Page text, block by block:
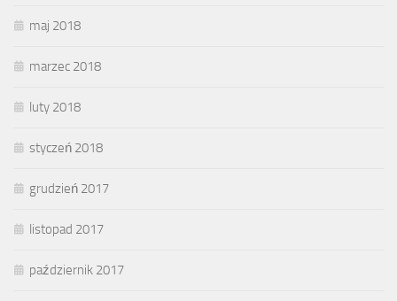
maj 2018
marzec 2018
luty 2018
styczeń 2018
grudzień 2017
listopad 2017
październik 2017